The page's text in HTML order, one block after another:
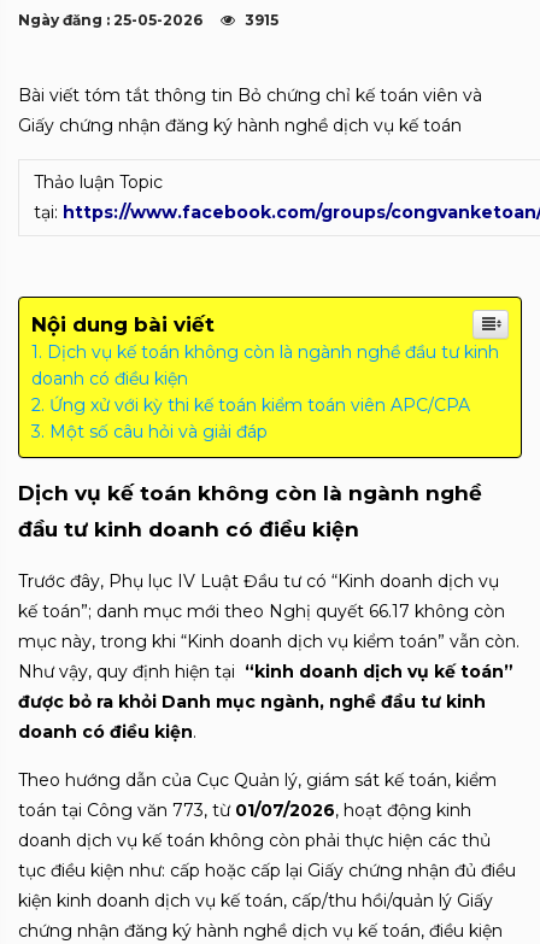
Ngày đăng : 25-05-2026 3915
Bài viết tóm tắt thông tin Bỏ chứng chỉ kế toán viên và
Giấy chứng nhận đăng ký hành nghề dịch vụ kế toán
Thảo luận Topic
tại: https://www.facebook.com/groups/
Nội dung bài viết
Dịch vụ kế toán không còn là ngành nghề đầu tư kinh
doanh có điều kiện
Ứng xử với kỳ thi kế toán kiểm toán viên APC/CPA
Một số câu hỏi và giải đáp
Dịch vụ kế toán không còn là ngành nghề
đầu tư kinh doanh có điều kiện
Trước đây, Phụ lục IV Luật Đầu tư có “Kinh doanh dịch vụ
kế toán”; danh mục mới theo Nghị quyết 66.17 không còn
mục này, trong khi “Kinh doanh dịch vụ kiểm toán” vẫn còn.
Như vậy, quy định hiện tại “kinh doanh dịch vụ kế toán”
được bỏ ra khỏi Danh mục ngành, nghề đầu tư kinh
doanh có điều kiện.
Theo hướng dẫn của Cục Quản lý, giám sát kế toán, kiểm
toán tại Công văn 773, từ 01/07/2026, hoạt động kinh
doanh dịch vụ kế toán không còn phải thực hiện các thủ
tục điều kiện như: cấp hoặc cấp lại Giấy chứng nhận đủ điều
kiện kinh doanh dịch vụ kế toán, cấp/thu hồi/quản lý Giấy
chứng nhận đăng ký hành nghề dịch vụ kế toán, điều kiện